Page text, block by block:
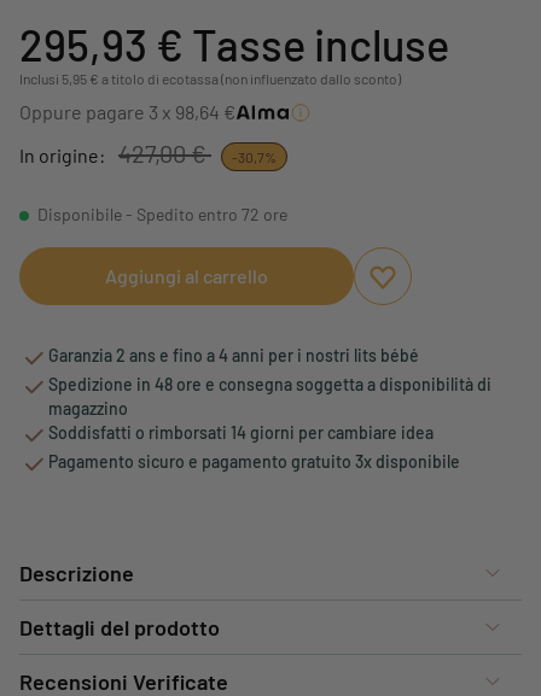
295,93 € Tasse incluse
Inclusi 5,95 € a titolo di ecotassa (non influenzato dallo sconto)
Oppure pagare 3 x 98,64 €
In origine:
427,00 € -30,7%
Disponibile - Spedito entro 72 ore
Aggiungi al carrello
Aggiungi ai
Rimuovi dai
Garanzia 2 ans e fino a 4 anni per i nostri lits bébé
Spedizione in 48 ore e consegna soggetta a disponibilità di
magazzino
Soddisfatti o rimborsati 14 giorni per cambiare idea
Pagamento sicuro e pagamento gratuito 3x disponibile
Descrizione
Dettagli del prodotto
Recensioni Verificate